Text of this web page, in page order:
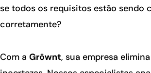
se todos os requisitos estão sendo
corretamente?
Com a Gröwnt, sua empresa